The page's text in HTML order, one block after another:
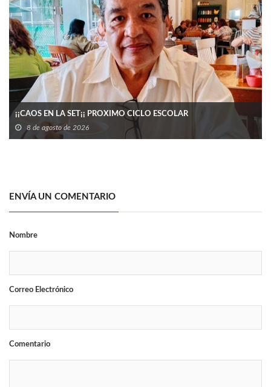
¡¡CAOS EN LA SET¡¡ PROXIMO CICLO ESCOLAR
8 de agosto de 2026
ENVÍA UN COMENTARIO
Nombre
Correo Electrónico
Comentario